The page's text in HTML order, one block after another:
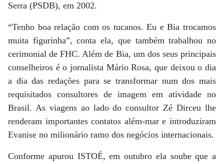
Serra (PSDB), em 2002.
“Tenho boa relação com os tucanos. Eu e Bia trocamos
muita figurinha”, conta ela, que também trabalhou no
cerimonial de FHC. Além de Bia, um dos seus principais
conselheiros é o jornalista Mário Rosa, que deixou o dia
a dia das redações para se transformar num dos mais
requisitados consultores de imagem em atividade no
Brasil. As viagens ao lado do consultor Zé Dirceu lhe
renderam importantes contatos além-mar e introduziram
Evanise no milionário ramo dos negócios internacionais.
Conforme apurou ISTOÉ, em outubro ela soube que a